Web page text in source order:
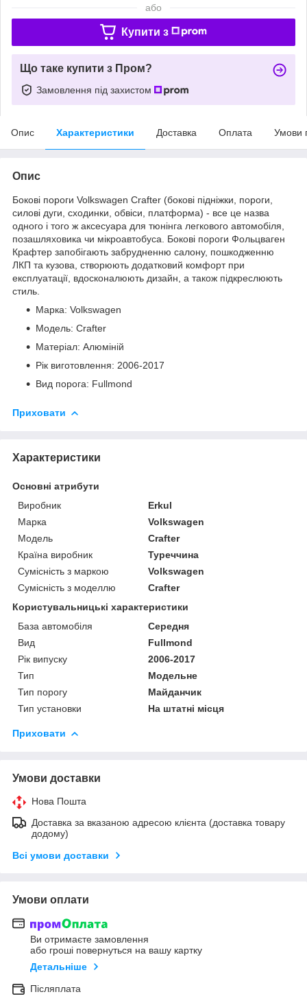
або
Купити з
Що таке купити з Пром?
Замовлення під захистом
Опис Характеристики Доставка Оплата Умови
Опис
Бокові пороги Volkswagen Crafter (бокові підніжки, пороги,
силові дуги, сходинки, обвіси, платформа) - все це назва
одного і того ж аксесуара для тюнінга легкового автомобіля,
позашляховика чи мікроавтобуса. Бокові пороги Фольцваген
Крафтер запобігають забрудненню салону, пошкодженню
ЛКП та кузова, створюють додатковий комфорт при
експлуатації, вдосконалюють дизайн, а також підкреслюють
стиль.
Марка: Volkswagen
Модель: Crafter
Матеріал: Алюміній
Рік виготовлення: 2006-2017
Вид порога: Fullmond
Приховати
Характеристики
Основні атрибути
Виробник
Erkul
Марка
Volkswagen
Модель
Crafter
Країна виробник
Туреччина
Сумісність з маркою
Volkswagen
Сумісність з моделлю
Crafter
Користувальницькі характеристики
База автомобіля
Середня
Вид
Fullmond
Рік випуску
2006-2017
Тип
Модельне
Тип порогу
Майданчик
Тип установки
На штатні місця
Приховати
Умови доставки
Нова Пошта
Доставка за вказаною адресою клієнта (доставка товару
додому)
Всі умови доставки
Умови оплати
Ви отримаєте замовлення
або гроші повернуться на вашу картку
Детальніше
Післяплата